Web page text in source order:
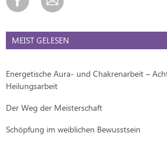
MEIST GELESEN
Energetische Aura- und Chakrenarbeit –
Heilungsarbeit
Der Weg der Meisterschaft
Schöpfung im weiblichen Bewusstsein